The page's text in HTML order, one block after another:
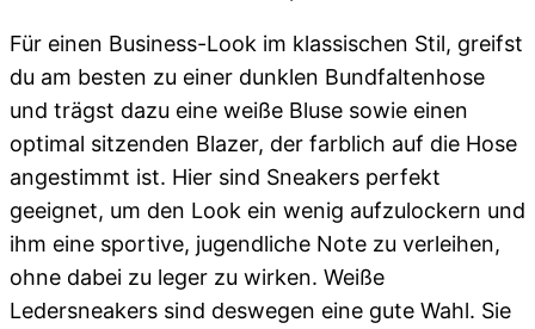
Für einen Business-Look im klassischen Stil, greifst
du am besten zu einer dunklen Bundfaltenhose
und trägst dazu eine weiße Bluse sowie einen
optimal sitzenden Blazer, der farblich auf die Hose
angestimmt ist. Hier sind Sneakers perfekt
geeignet, um den Look ein wenig aufzulockern und
ihm eine sportive, jugendliche Note zu verleihen,
ohne dabei zu leger zu wirken. Weiße
Ledersneakers sind deswegen eine gute Wahl. Sie